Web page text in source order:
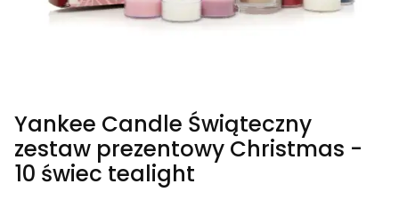
Yankee Candle Świąteczny
zestaw prezentowy Christmas -
10 świec tealight